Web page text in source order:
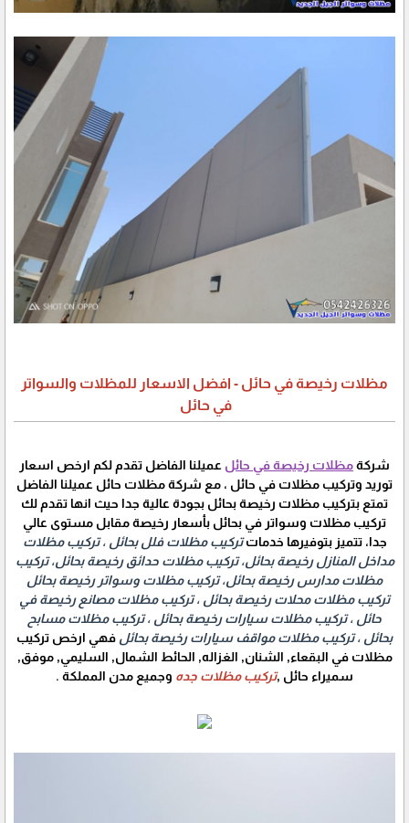
مظلات رخيصة في حائل - افضل الاسعار للمظلات والسواتر
في حائل
شركةمظلات رخيصة في حائل عميلنا الفاضل تقدم لكم ارخص اسعار
توريد وتركيب مظلات في حائل ، مع شركة مظلات حائل عميلنا الفاضل
تمتع بتركيب مظلات رخيصة بحائل بجودة عالية جدا حيث انها تقدم لك
تركيب مظلات وسواتر في بحائل بأسعار رخيصة مقابل مستوى عالي
جدا، تتميز بتوفيرها خدماتتركيب مظلات فلل بحائل ، تركيب مظلات
مداخل المنازل رخيصة بحائل، تركيب مظلات حدائق رخيصة بحائل، تركيب
مظلات مدارس رخيصة بحائل، تركيب مظلات وسواتر رخيصة بحائل
تركيب مظلات محلات رخيصة بحائل ، تركيب مظلات مصانع رخيصة في
حائل ، تركيب مظلات سيارات رخيصة بحائل ، تركيب مظلات مسابح
بحائل ، تركيب مظلات مواقف سيارات رخيصة بحائل فهي ارخص تركيب
مظلات في البقعاء, الشنان, الغزاله, الحائط الشمال, السليمي, موفق,
سميراء حائل ,تركيب مظلات جده وجميع مدن المملكة .